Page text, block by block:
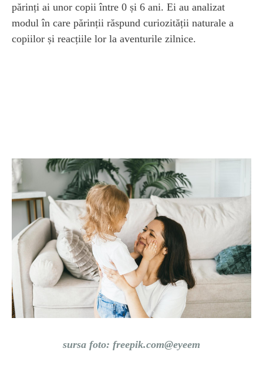
părinți ai unor copii între 0 și 6 ani. Ei au analizat
modul în care părinții răspund curiozității naturale a
copiilor și reacțiile lor la aventurile zilnice.
sursa foto: freepik.com@eyeem